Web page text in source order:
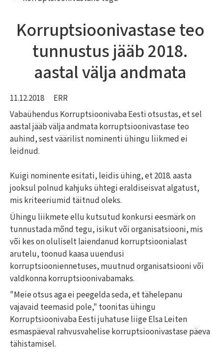
Korruptsioonivastase teo
tunnustus jääb 2018.
aastal välja andmata
11.12.2018
ERR
Vabaühendus Korruptsioonivaba Eesti otsustas, et sel
aastal jääb välja andmata korruptsioonivastase teo
auhind, sest väärilist nominenti ühingu liikmed ei
leidnud.
Kuigi nominente esitati, leidis ühing, et 2018. aasta
jooksul polnud kahjuks ühtegi eraldiseisvat algatust,
mis kriteeriumid täitnud oleks.
Ühingu liikmete ellu kutsutud konkursi eesmärk on
tunnustada mõnd tegu, isikut või organisatsiooni, mis
või kes on oluliselt laiendanud korruptsioonialast
arutelu, toonud kaasa uuendusi
korruptsiooniennetuses, muutnud organisatsiooni või
valdkonna korruptsioonivabamaks.
"Meie otsus aga ei peegelda seda, et tähelepanu
vajavaid teemasid pole," toonitas ühingu
Korruptsioonivaba Eesti juhatuse liige Elsa Leiten
esmaspäeval rahvusvahelise korruptsioonivastase päeva
tähistamisel.